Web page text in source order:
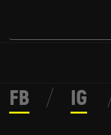
FB / IG